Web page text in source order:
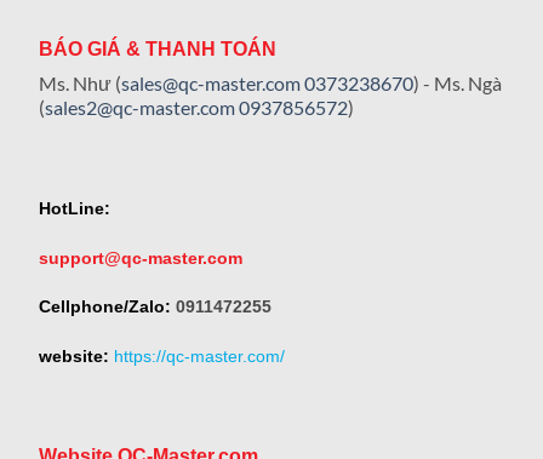
BÁO GIÁ & THANH TOÁN
Ms. Như (sales@qc-master.com0373238670) - Ms. Ngà
(sales2@qc-master.com0937856572)
HotLine:
support@qc-master.com
Cellphone/Zalo: 0911472255
website: https://qc-master.com/